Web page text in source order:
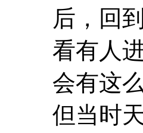
后，回
看有人
会有这
但当时